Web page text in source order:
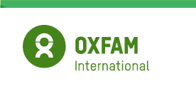
Pasar
contenido
principal